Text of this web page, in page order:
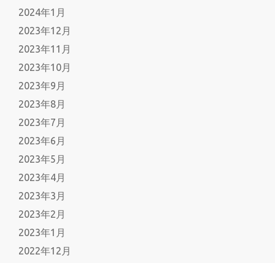
2024年1月
2023年12月
2023年11月
2023年10月
2023年9月
2023年8月
2023年7月
2023年6月
2023年5月
2023年4月
2023年3月
2023年2月
2023年1月
2022年12月